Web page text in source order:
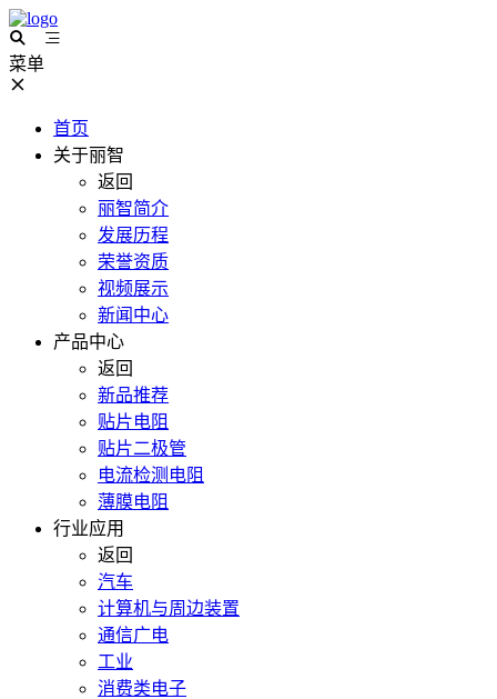
菜单
首页
关于丽智
返回
丽智简介
发展历程
荣誉资质
视频展示
新闻中心
产品中心
返回
新品推荐
贴片电阻
贴片二极管
电流检测电阻
薄膜电阻
行业应用
返回
汽车
计算机与周边装置
通信广电
工业
消费类电子